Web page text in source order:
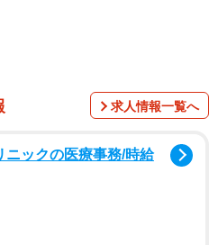
求人情報一覧へ
ニックの医療事務/時給